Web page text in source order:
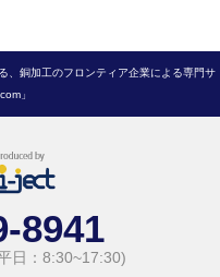
、銅加工のフロンティア企業による専門サ
」
8941
平日：8:30~17:30)